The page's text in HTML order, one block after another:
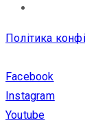
Політика
Facebook
Instagram
Youtube